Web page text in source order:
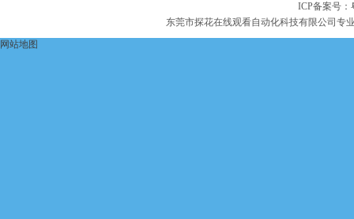
ICP备案号：
东莞市探花在线观看自动化科技有限公司专
网站地图